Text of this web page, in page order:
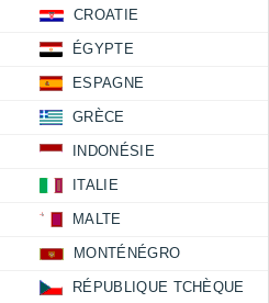
CROATIE
ÉGYPTE
ESPAGNE
GRÈCE
INDONÉSIE
ITALIE
MALTE
MONTÉNÉGRO
RÉPUBLIQUE TCHÈQUE